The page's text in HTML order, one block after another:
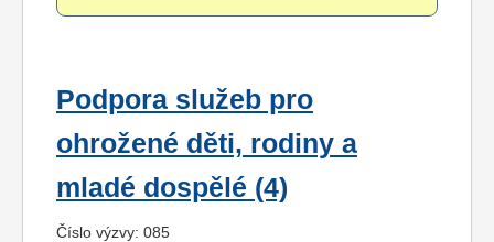
Podpora služeb pro
ohrožené děti, rodiny a
mladé dospělé (4)
Číslo výzvy: 085